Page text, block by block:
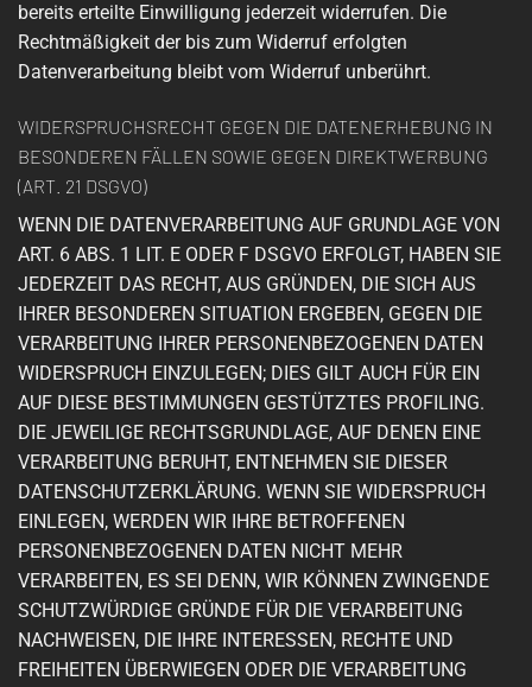
bereits erteilte Einwilligung jederzeit widerrufen. Die
Rechtmäßigkeit der bis zum Widerruf erfolgten
Datenverarbeitung bleibt vom Widerruf unberührt.
WIDERSPRUCHSRECHT GEGEN DIE DATENERHEBUNG IN
BESONDEREN FÄLLEN SOWIE GEGEN DIREKTWERBUNG
(ART. 21 DSGVO)
WENN DIE DATENVERARBEITUNG AUF GRUNDLAGE VON
ART. 6 ABS. 1 LIT. E ODER F DSGVO ERFOLGT, HABEN SIE
JEDERZEIT DAS RECHT, AUS GRÜNDEN, DIE SICH AUS
IHRER BESONDEREN SITUATION ERGEBEN, GEGEN DIE
VERARBEITUNG IHRER PERSONENBEZOGENEN DATEN
WIDERSPRUCH EINZULEGEN; DIES GILT AUCH FÜR EIN
AUF DIESE BESTIMMUNGEN GESTÜTZTES PROFILING.
DIE JEWEILIGE RECHTSGRUNDLAGE, AUF DENEN EINE
VERARBEITUNG BERUHT, ENTNEHMEN SIE DIESER
DATENSCHUTZERKLÄRUNG. WENN SIE WIDERSPRUCH
EINLEGEN, WERDEN WIR IHRE BETROFFENEN
PERSONENBEZOGENEN DATEN NICHT MEHR
VERARBEITEN, ES SEI DENN, WIR KÖNNEN ZWINGENDE
SCHUTZWÜRDIGE GRÜNDE FÜR DIE VERARBEITUNG
NACHWEISEN, DIE IHRE INTERESSEN, RECHTE UND
FREIHEITEN ÜBERWIEGEN ODER DIE VERARBEITUNG